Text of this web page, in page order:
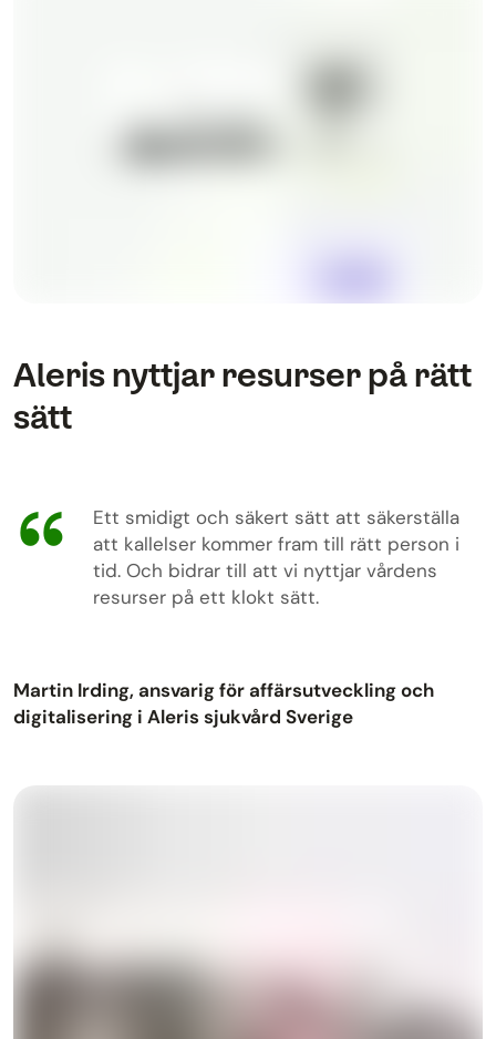
Aleris nyttjar resurser på rätt
sätt
Ett smidigt och säkert sätt att säkerställa
att kallelser kommer fram till rätt person i
tid. Och bidrar till att vi nyttjar vårdens
resurser på ett klokt sätt.
Martin Irding, ansvarig för affärsutveckling och
digitalisering i Aleris sjukvård Sverige